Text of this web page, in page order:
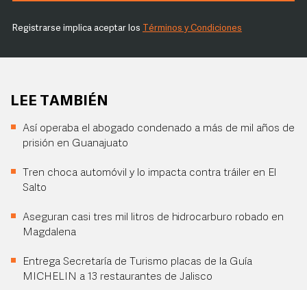
Registrarse implica aceptar los Términos y Condiciones
LEE TAMBIÉN
Así operaba el abogado condenado a más de mil años de
prisión en Guanajuato
Tren choca automóvil y lo impacta contra tráiler en El
Salto
Aseguran casi tres mil litros de hidrocarburo robado en
Magdalena
Entrega Secretaría de Turismo placas de la Guía
MICHELIN a 13 restaurantes de Jalisco